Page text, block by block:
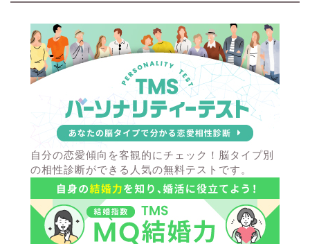
自分の恋愛傾向を客観的にチェック！脳タイプ別
の相性診断ができる人気の無料テストです。